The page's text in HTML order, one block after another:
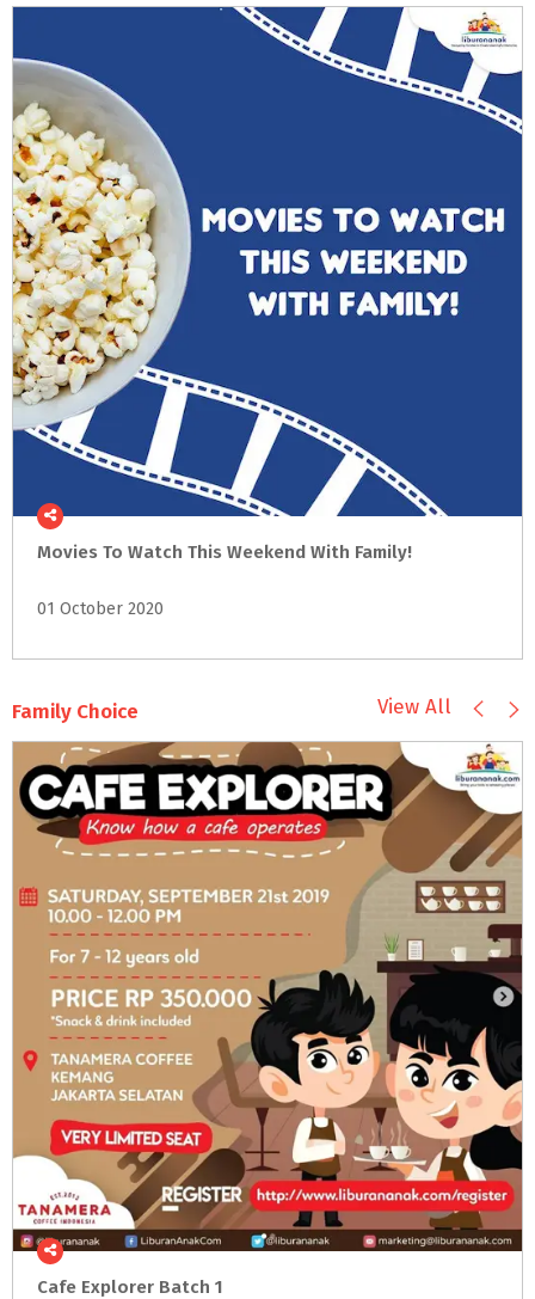
Movies To Watch This Weekend With Family!
01 October 2020
Family Choice View All
Cafe Explorer Batch 1